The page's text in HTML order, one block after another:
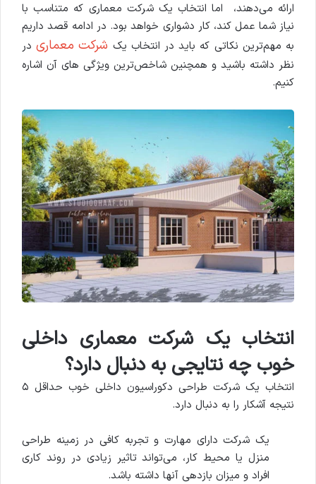
ارائه می‌دهند، اما انتخاب یک شرکت معماری که متناسب با
نیاز شما عمل کند، کار دشواری خواهد بود. در ادامه قصد داریم
به مهم‌ترین نکاتی که باید در انتخاب یک شرکت معماریدر
نظر داشته باشید و همچنین شاخص‌ترین ویژگی های آن اشاره
کنیم.
انتخاب یک شرکت معماری داخلی
خوب چه نتایجی به دنبال دارد؟
انتخاب یک شرکت طراحی دکوراسیون داخلی خوب حداقل ۵
نتیجه آشکار را به دنبال دارد.
یک شرکت دارای مهارت و تجربه کافی در زمینه طراحی
منزل یا محیط کار، می‌تواند تاثیر زیادی در روند کاری
افراد و میزان بازدهی آنها داشته باشد.